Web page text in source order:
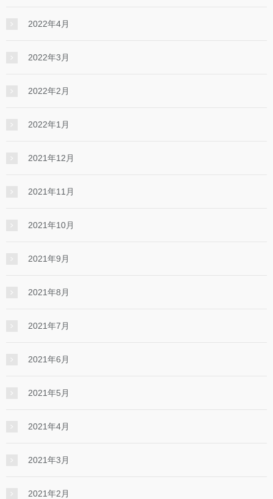
2022年4月
2022年3月
2022年2月
2022年1月
2021年12月
2021年11月
2021年10月
2021年9月
2021年8月
2021年7月
2021年6月
2021年5月
2021年4月
2021年3月
2021年2月